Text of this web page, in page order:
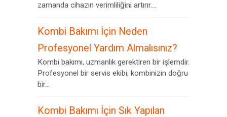
zamanda cihazın verimliliğini artırır....
Kombi Bakımı İçin Neden
Profesyonel Yardım Almalısınız?
Kombi bakımı, uzmanlık gerektiren bir işlemdir.
Profesyonel bir servis ekibi, kombinizin doğru
bir...
Kombi Bakımı İçin Sık Yapılan